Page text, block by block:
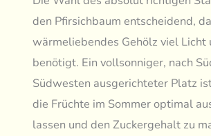
den Pfirsichbaum entscheidend,
wärmeliebendes Gehölz viel Licht
benötigt. Ein vollsonniger, nach
Südwesten ausgerichteter Platz
die Früchte im Sommer optimal
lassen und den Zuckergehalt zu